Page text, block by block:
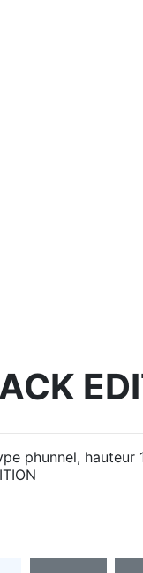
phunnel, hauteur